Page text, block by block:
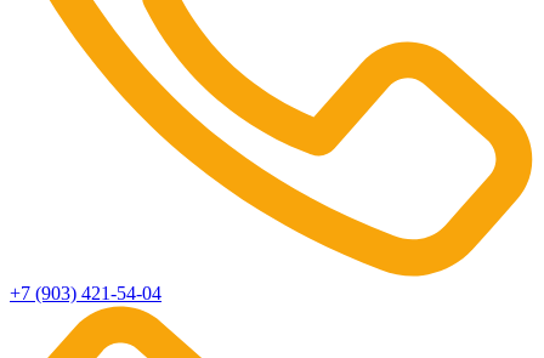
+7 (903) 421-54-04